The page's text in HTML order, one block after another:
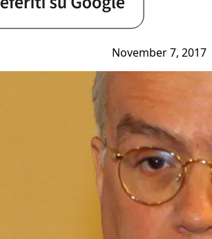
November 7, 2017